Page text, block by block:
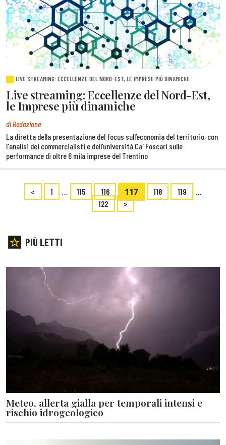
LIVE STREAMING: ECCELLENZE DEL NORD-EST, LE IMPRESE PIÙ DINAMICHE
Live streaming: Eccellenze del Nord-Est,
le Imprese più dinamiche
di Redazione
La diretta della presentazione del focus sull’economia del territorio, con
l'analisi dei commercialisti e dell’università Ca' Foscari sulle
performance di oltre 6 mila imprese del Trentino
< 1 … 115 116 117 118 119 …
122 >
PIÙ LETTI
Meteo, allerta gialla per temporali intensi e
rischio idrogeologico